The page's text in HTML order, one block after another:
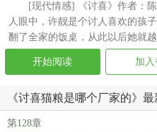
[现代情感] 《讨喜》作者
人眼中，许靓是个讨人喜欢的
翻了全家的饭桌，从此以后她就
开始阅读 加入
《讨喜猫粮是哪个厂家的》
第128章